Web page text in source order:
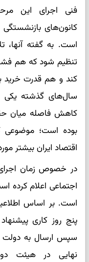
فنی اجرای این
کانون‌های
است. به گفته آنها،
تنظیم شود که هم
کند و هم قدرت خرید
سال‌های گذشته یکی
کاهش فاصله میان
بوده است؛ موضوعی
اقتصاد ایران بیشتر
در خصوص زمان
اجتماعی اعلام کرده
است. بر اساس
پنج روز کاری
سپس ارسال به دولت
نهایی در هیئت